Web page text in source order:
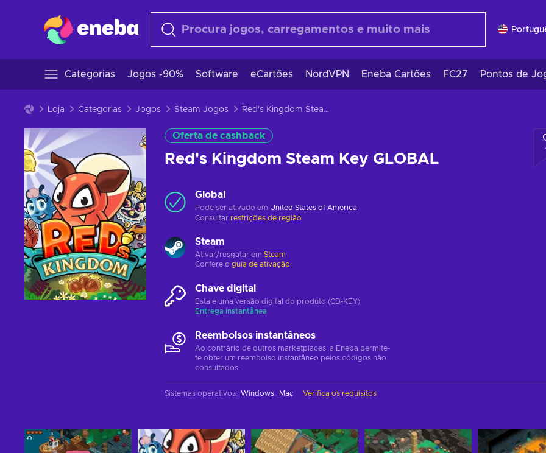
Categorias Jogos -90% Software eCartões NordVPN Eneba Cartões FC27 Pontos de
Loja Categorias Jogos Steam Jogos Red's Kingdom Steam Key GLOBAL
Oferta de cashback
Red's Kingdom Steam Key GLOBAL
Global
Pode ser ativado em United States of America
Consultar restrições de região
Steam
Ativar/resgatar em Steam
Confere o guia de ativação
Chave digital
Esta é uma versão digital do produto (CD-KEY)
Entrega instantânea
Reembolsos instantâneos
Ao contrário de outros marketplaces, a Eneba permite-
te obter um reembolso instantâneo pelos códigos não
consultados.
Sistemas operativos: Windows Mac Verifica os requisitos